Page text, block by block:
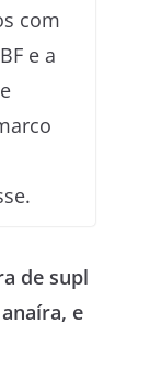
com
e a
de supl
e